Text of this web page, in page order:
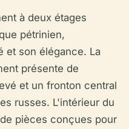
à deux étages
pétrinien,
et son élégance. La
présente de
et un fronton central
russes. L'intérieur du
pièces conçues pour